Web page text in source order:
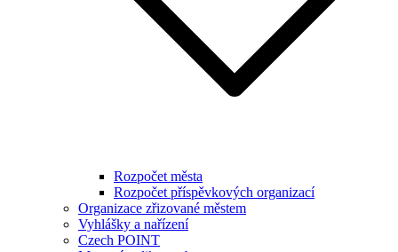
Rozpočet města
Rozpočet příspěvkových organizací
Organizace zřizované městem
Vyhlášky a nařízení
Czech POINT